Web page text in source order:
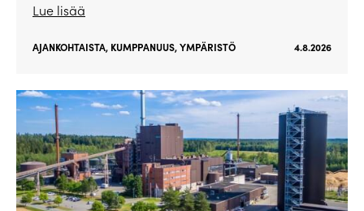
Lue lisää
AJANKOHTAISTA, KUMPPANUUS,YMPÄRISTÖ 4.8.2026